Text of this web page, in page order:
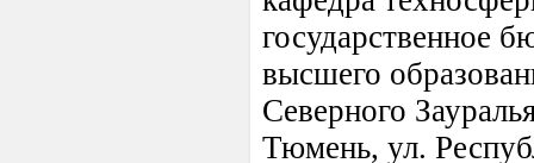
государственное
высшего
Северного
Тюмень, ул.